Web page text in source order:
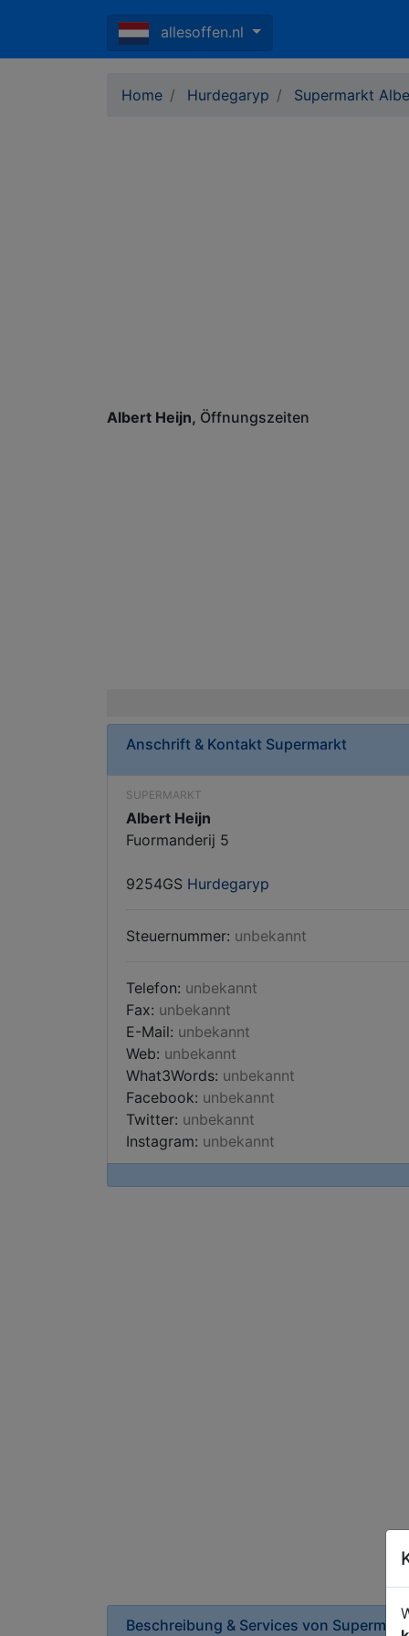
allesoffen.nl
Home Hurdegaryp Supermarkt
Albert Heijn Öffnungszeiten
Anschrift & Kontakt Supermarkt
SUPERMARKT
Albert Heijn
Fuormanderij 5
9254GS Hurdegaryp
Steuernummer: unbekannt
Telefon: unbekannt
Fax: unbekannt
E-Mail: unbekannt
Web: unbekannt
What3Words: unbekannt
Facebook: unbekannt
Twitter: unbekannt
Instagram: unbekannt
Beschreibung & Services von Supermarkt